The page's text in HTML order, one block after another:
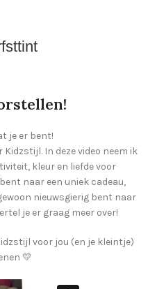
je er bent!
In deze video neem ik
kleur en liefde voor
naar een uniek cadeau,
nieuwsgierig bent naar
je er graag meer over!
voor jou (en je kleintje)
💛